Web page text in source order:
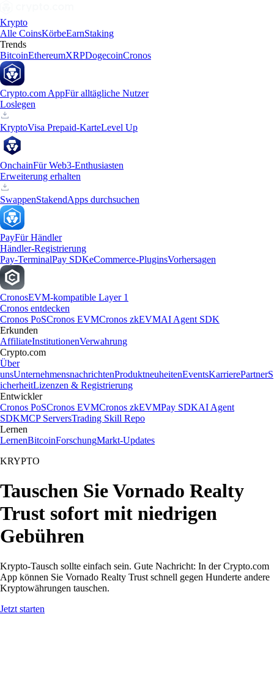
Krypto
Alle CoinsKörbeEarnStaking
Trends
BitcoinEthereumXRPDogecoinCronos
Crypto.com AppFür alltägliche Nutzer
Loslegen
KryptoVisa Prepaid-KarteLevel Up
OnchainFür Web3-Enthusiasten
Erweiterung erhalten
SwappenStakendApps durchsuchen
PayFür Händler
Händler-Registrierung
Pay-TerminalPay SDKeCommerce-PluginsVorhersagen
CronosEVM-kompatible Layer 1
Cronos entdecken
Cronos PoSCronos EVMCronos zkEVMAI Agent SDK
Erkunden
AffiliateInstitutionenVerwahrung
Crypto.com
Über
unsUnternehmensnachrichtenProduktneuheitenEventsKarrierePartnerS
icherheitLizenzen & Registrierung
Entwickler
Cronos PoSCronos EVMCronos zkEVMPay SDKAI Agent
SDKMCP ServersTrading Skill Repo
Lernen
LernenBitcoinForschungMarkt-Updates
KRYPTO
Tauschen Sie Vornado Realty
Trust sofort mit niedrigen
Gebühren
Krypto-Tausch sollte einfach sein. Gute Nachricht: In der Crypto.com
App können Sie Vornado Realty Trust schnell gegen Hunderte andere
Kryptowährungen tauschen.
Jetzt starten